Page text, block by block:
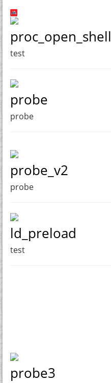
proc_open_shell
test
probe
probe
probe_v2
probe
ld_preload
test
probe3